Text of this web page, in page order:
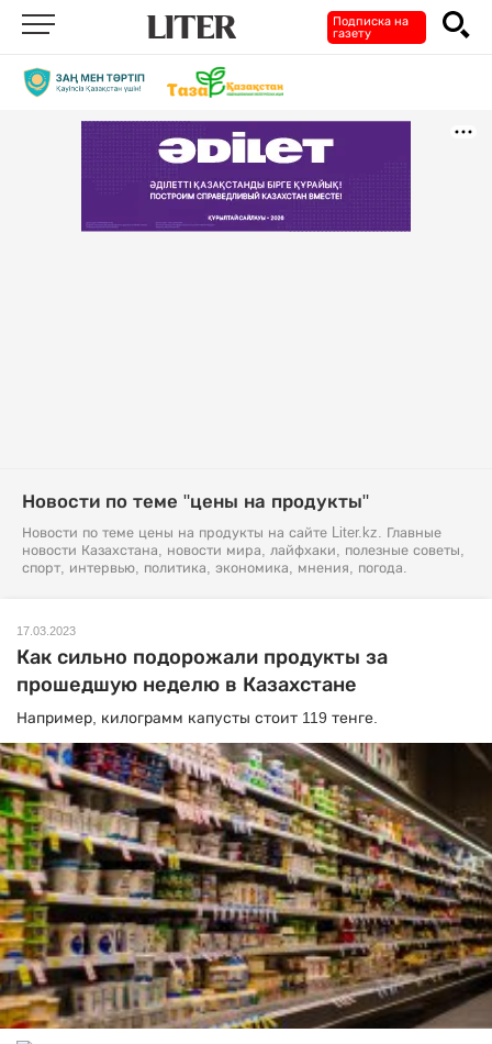
Подписка на
газету
Новости по теме "цены на продукты"
Новости по теме цены на продукты на сайте Liter.kz. Главные
новости Казахстана, новости мира, лайфхаки, полезные советы,
спорт, интервью, политика, экономика, мнения, погода.
17.03.2023
Как сильно подорожали продукты за
прошедшую неделю в Казахстане
Например, килограмм капусты стоит 119 тенге.